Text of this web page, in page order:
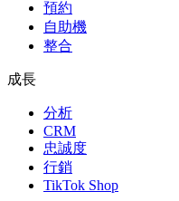
預約
自助機
整合
成長
分析
CRM
忠誠度
行銷
TikTok Shop